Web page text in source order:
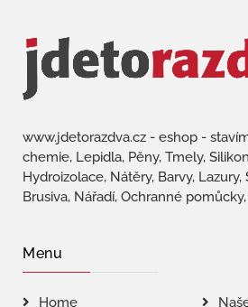
www.jdetorazdva.cz - eshop -
chemie, Lepidla, Pěny, Tmely,
Hydroizolace, Nátěry, Barvy, Lazury,
Brusiva, Nářadí, Ochranné
Menu
Home